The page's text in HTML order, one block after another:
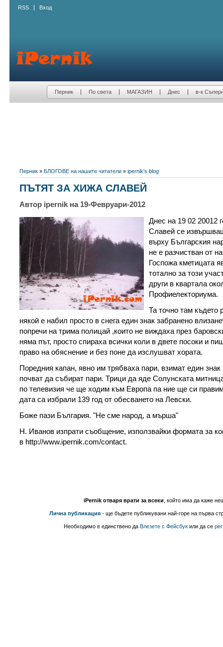
RSS Вход
Перник По света МАГАЗИН Днес в-к
Перник » БЛОГОВЕ на нашите читатели » ipernik's blog
ПЪТЯТ ЗА ХИЖА СЛАВЕЙ
Автор ipernik на 19-Февруари-2012
Днес на 19 02 20012
Славей се
върху Българския
не е разчистван от
Госпожа кметицата
тотално за този
други в квартала
Профиелекториума.
Та точно там където
някой е набил просто в снега един знак забранено
попречи на трима полицай ,които не виждаха през
няма път, просто спираха всички коли в двете посоки и
право на обяснение и без поне да изслушват хората.
Поредния капан, явно им трябваха пари, взимат един знак
почват да събират пари. Трици да яде Солунската
по телевизия че ще ходим към Европа па ние ще си
дата са избрали 139 год от обесването на Левски.
Боже пази България. "Не сме народ, а мърша"
Н. Иванов изпрати съобщение, използвайки формата за
в http://www.ipernik.com/contact.
iPernik отваря врати за всеки , който има да каже
Лична публикация - ще бъдете публикувани най-горе на първа
Необходимо е единствено да Влезете с Фейсбукили да се